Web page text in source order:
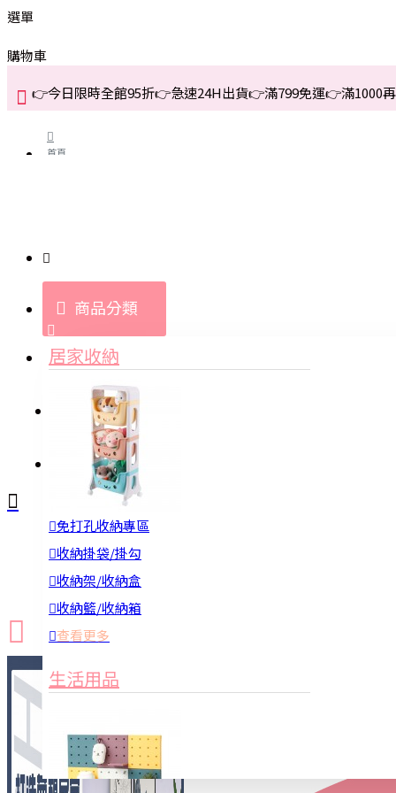
選單
購物車
👉今日限時全館95折👉急速24H出貨👉滿799免運👉滿1000
首頁
商品分類
居家收納
免打孔收納專區
收納掛袋/掛勾
收納架/收納盒
收納籃/收納箱
查看更多
生活用品
登入
新品上市